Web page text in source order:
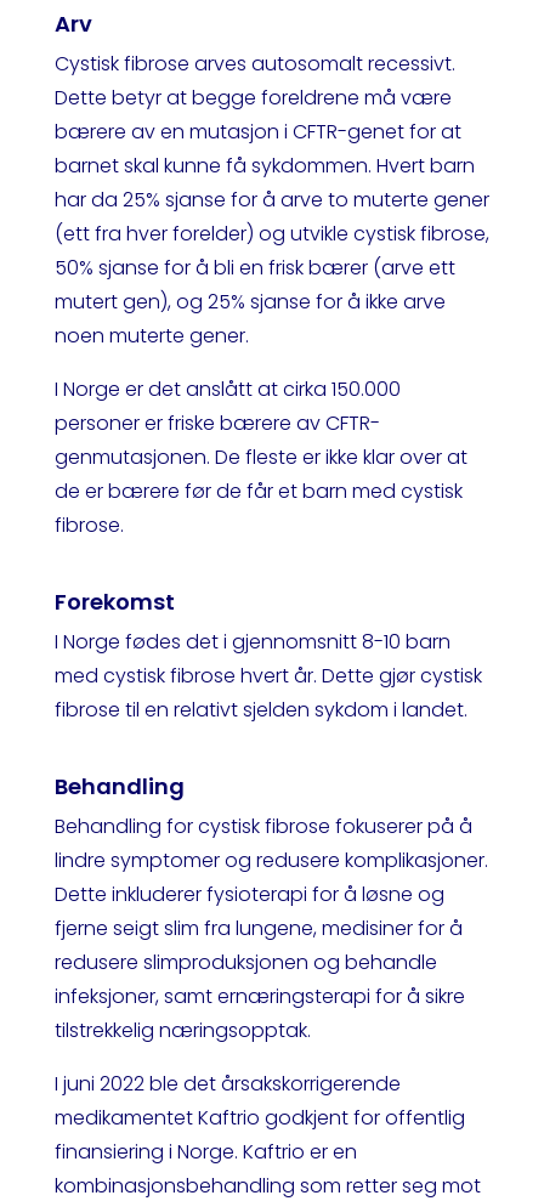
Arv
Cystisk fibrose arves autosomalt recessivt.
Dette betyr at begge foreldrene må være
bærere av en mutasjon i CFTR-genet for at
barnet skal kunne få sykdommen. Hvert barn
har da 25% sjanse for å arve to muterte gener
(ett fra hver forelder) og utvikle cystisk fibrose,
50% sjanse for å bli en frisk bærer (arve ett
mutert gen), og 25% sjanse for å ikke arve
noen muterte gener.
I Norge er det anslått at cirka 150.000
personer er friske bærere av CFTR-
genmutasjonen. De fleste er ikke klar over at
de er bærere før de får et barn med cystisk
fibrose.
Forekomst
I Norge fødes det i gjennomsnitt 8-10 barn
med cystisk fibrose hvert år. Dette gjør cystisk
fibrose til en relativt sjelden sykdom i landet.
Behandling
Behandling for cystisk fibrose fokuserer på å
lindre symptomer og redusere komplikasjoner.
Dette inkluderer fysioterapi for å løsne og
fjerne seigt slim fra lungene, medisiner for å
redusere slimproduksjonen og behandle
infeksjoner, samt ernæringsterapi for å sikre
tilstrekkelig næringsopptak.
I juni 2022 ble det årsakskorrigerende
medikamentet Kaftrio godkjent for offentlig
finansiering i Norge. Kaftrio er en
kombinasjonsbehandling som retter seg mot